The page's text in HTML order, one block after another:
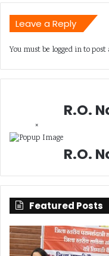
Leave a Reply
You must be logged into post
R.O.
×
R.O.
Featured Posts
सिंगल
यूज